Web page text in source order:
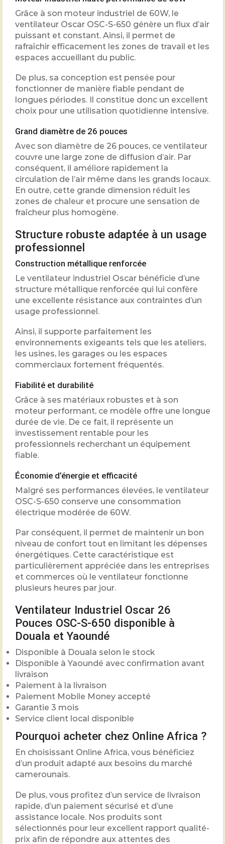
Grâce à son moteur industriel de 60W, le
ventilateur Oscar OSC-S-650 génère un flux d’air
puissant et constant. Ainsi, il permet de
rafraîchir efficacement les zones de travail et les
espaces accueillant du public.
De plus, sa conception est pensée pour
fonctionner de manière fiable pendant de
longues périodes. Il constitue donc un excellent
choix pour une utilisation quotidienne intensive.
Grand diamètre de 26 pouces
Avec son diamètre de 26 pouces, ce ventilateur
couvre une large zone de diffusion d’air. Par
conséquent, il améliore rapidement la
circulation de l’air même dans les grands locaux.
En outre, cette grande dimension réduit les
zones de chaleur et procure une sensation de
fraîcheur plus homogène.
Structure robuste adaptée à un usage
professionnel
Construction métallique renforcée
Le ventilateur industriel Oscar bénéficie d’une
structure métallique renforcée qui lui confère
une excellente résistance aux contraintes d’un
usage professionnel.
Ainsi, il supporte parfaitement les
environnements exigeants tels que les ateliers,
les usines, les garages ou les espaces
commerciaux fortement fréquentés.
Fiabilité et durabilité
Grâce à ses matériaux robustes et à son
moteur performant, ce modèle offre une longue
durée de vie. De ce fait, il représente un
investissement rentable pour les
professionnels recherchant un équipement
fiable.
Économie d’énergie et efficacité
Malgré ses performances élevées, le ventilateur
OSC-S-650 conserve une consommation
électrique modérée de 60W.
Par conséquent, il permet de maintenir un bon
niveau de confort tout en limitant les dépenses
énergétiques. Cette caractéristique est
particulièrement appréciée dans les entreprises
et commerces où le ventilateur fonctionne
plusieurs heures par jour.
Ventilateur Industriel Oscar 26
Pouces OSC-S-650 disponible à
Douala et Yaoundé
Disponible à Douala selon le stock
Disponible à Yaoundé avec confirmation avant
livraison
Paiement à la livraison
Paiement Mobile Money accepté
Garantie 3 mois
Service client local disponible
Pourquoi acheter chez Online Africa ?
En choisissant Online Africa, vous bénéficiez
d’un produit adapté aux besoins du marché
camerounais.
De plus, vous profitez d’un service de livraison
rapide, d’un paiement sécurisé et d’une
assistance locale. Nos produits sont
sélectionnés pour leur excellent rapport qualité-
prix afin de répondre aux attentes des